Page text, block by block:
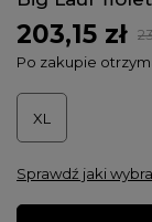
203,15 zł
Po zakupie
XL
Sprawdź jaki